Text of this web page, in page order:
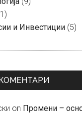
и Инвестиции (5)
on Промени –